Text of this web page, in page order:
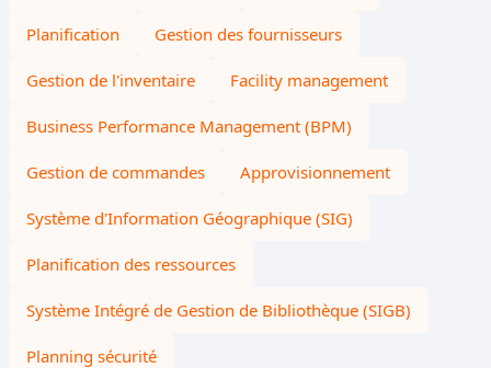
Planification Gestion des fournisseurs
Gestion de l'inventaire Facility management
Business Performance Management (BPM)
Gestion de commandes Approvisionnement
Système d'Information Géographique (SIG)
Planification des ressources
Système Intégré de Gestion de Bibliothèque (SIGB)
Planning sécurité